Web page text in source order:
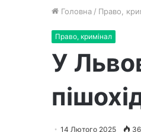
Головна / Право,
Право, кримінал
У
14 Лютого 2025